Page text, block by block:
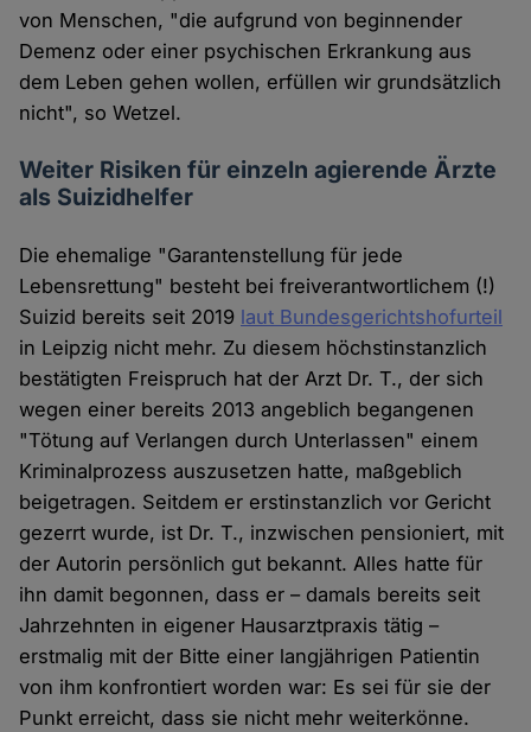
von Menschen, "die aufgrund von beginnender
Demenz oder einer psychischen Erkrankung aus
dem Leben gehen wollen, erfüllen wir grundsätzlich
nicht", so Wetzel.
Weiter Risiken für einzeln agierende Ärzte
als Suizidhelfer
Die ehemalige "Garantenstellung für jede
Lebensrettung" besteht bei freiverantwortlichem (!)
Suizid bereits seit 2019 laut Bundesgerichtshofurteil
in Leipzig nicht mehr. Zu diesem höchstinstanzlich
bestätigten Freispruch hat der Arzt Dr. T., der sich
wegen einer bereits 2013 angeblich begangenen
"Tötung auf Verlangen durch Unterlassen" einem
Kriminalprozess auszusetzen hatte, maßgeblich
beigetragen. Seitdem er erstinstanzlich vor Gericht
gezerrt wurde, ist Dr. T., inzwischen pensioniert, mit
der Autorin persönlich gut bekannt. Alles hatte für
ihn damit begonnen, dass er – damals bereits seit
Jahrzehnten in eigener Hausarztpraxis tätig –
erstmalig mit der Bitte einer langjährigen Patientin
von ihm konfrontiert worden war: Es sei für sie der
Punkt erreicht, dass sie nicht mehr weiterkönne.